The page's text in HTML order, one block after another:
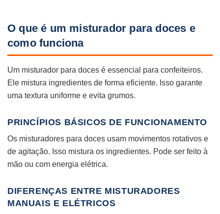
O que é um misturador para doces e
como funciona
Um misturador para doces é essencial para confeiteiros.
Ele mistura ingredientes de forma eficiente. Isso garante
uma textura uniforme e evita grumos.
PRINCÍPIOS BÁSICOS DE FUNCIONAMENTO
Os misturadores para doces usam movimentos rotativos e
de agitação. Isso mistura os ingredientes. Pode ser feito à
mão ou com energia elétrica.
DIFERENÇAS ENTRE MISTURADORES
MANUAIS E ELÉTRICOS